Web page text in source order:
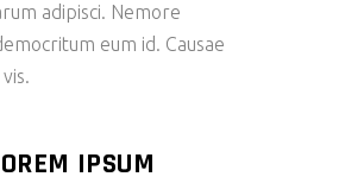
adipisci. Nemore
eum id. Causae
IPSUM